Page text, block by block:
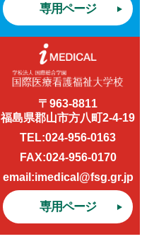
専用ページ
〒963-8811
福島県郡山市方八町2-4-19
TEL:024-956-0163
FAX:024-956-0170
email:imedical@fsg.gr.jp
専用ページ